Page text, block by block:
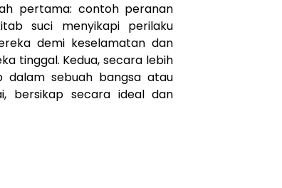
pertama: contoh peranan
suci menyikapi perilaku
demi keselamatan dan
tinggal. Kedua, secara lebih
dalam sebuah bangsa atau
bersikap secara ideal dan